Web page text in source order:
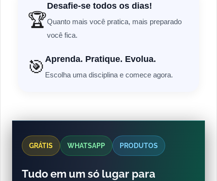
🏆
Desafie-se todos os dias!
Quanto mais você pratica, mais preparado
você fica.
🎯 Aprenda. Pratique. Evolua.
Escolha uma disciplina e comece agora.
GRÁTIS WHATSAPP PRODUTOS
Tudo em um só lugar para